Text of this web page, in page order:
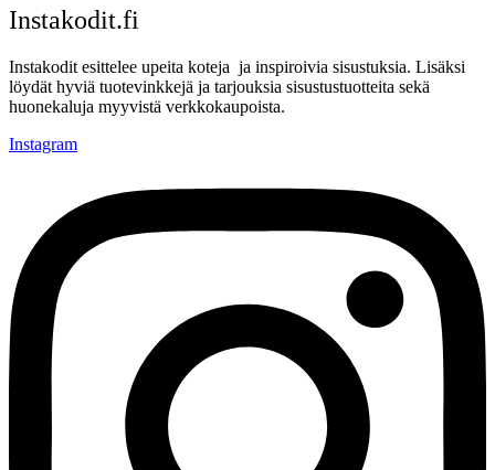
Instakodit.fi
Instakodit esittelee upeita koteja ja inspiroivia sisustuksia. Lisäksi
löydät hyviä tuotevinkkejä ja tarjouksia sisustustuotteita sekä
huonekaluja myyvistä verkkokaupoista.
Instagram